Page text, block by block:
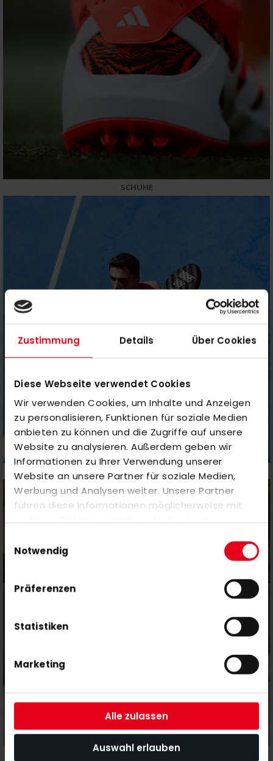
Zustimmung Details Über Cookies
Diese Webseite verwendet Cookies
Wir verwenden Cookies, um Inhalte und Anzeigen
zu personalisieren, Funktionen für soziale Medien
anbieten zu können und die Zugriffe auf unsere
Website zu analysieren. Außerdem geben wir
Informationen zu Ihrer Verwendung unserer
Website an unsere Partner für soziale Medien,
Werbung und Analysen weiter. Unsere Partner
führen diese Informationen möglicherweise mit
weiteren Daten zusammen, die Sie ihnen
Nutzung der Dienste gesammelt haben.
Notwendig
Präferenzen
Statistiken
Marketing
Alle zulassen
Auswahl erlauben
SCHUHE
PADEL
LAUFEN